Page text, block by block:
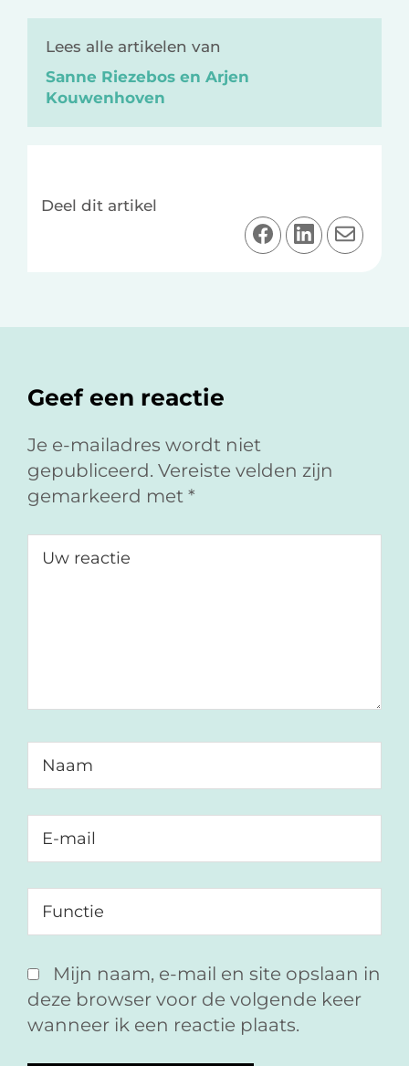
Lees alle artikelen van
Sanne Riezebos en Arjen
Kouwenhoven
Deel dit artikel
D
e
o
b
k
D
e
o
e
n
D
e
v
Interacties
Geef een reactie
Je e-mailadres wordt niet
gepubliceerd. Vereiste velden zijn
gemarkeerd met *
Mijn naam, e-mail en site opslaan in
deze browser voor de volgende keer
wanneer ik een reactie plaats.